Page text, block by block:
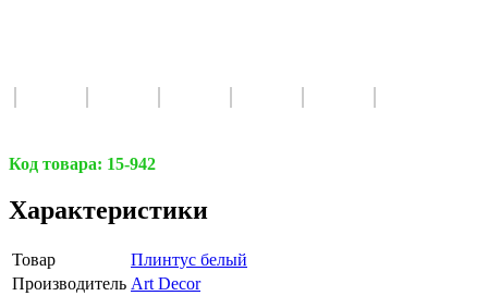
Код товара: 15-942
Характеристики
Товар
Плинтус белый
Производитель Art Decor